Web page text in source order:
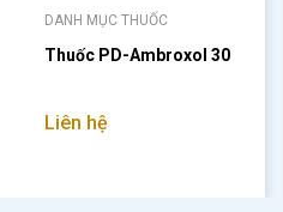
DANH MỤC THUỐC
Thuốc PD-Ambroxol 30
Liên hệ